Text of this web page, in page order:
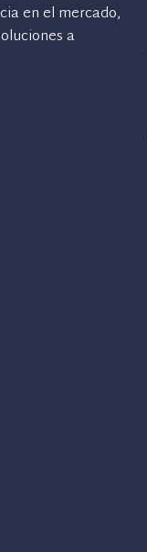
en el mercado,
a